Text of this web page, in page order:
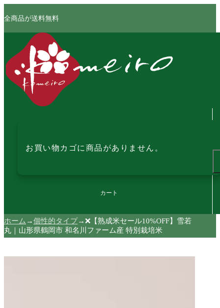
全商品が送料無料
お買い物カゴに商品がありません。
カート
ホーム →個性的タイプ→❌️【熟成米セール10%OFF】雪若
丸｜山形県鶴岡市 和名川ファーム産 特別栽培米